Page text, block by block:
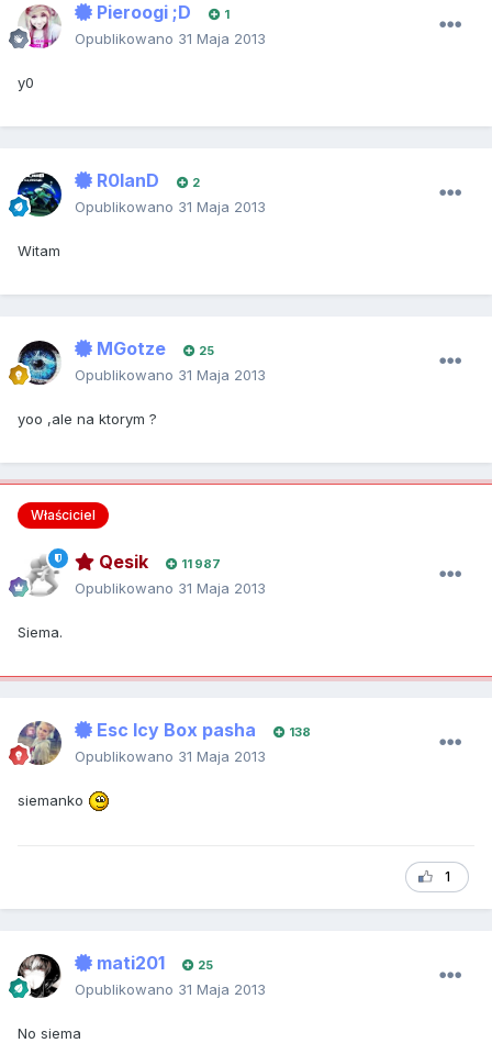
Pieroogi ;D 1
Opublikowano 31 Maja 2013
y0
R0lanD 2
Opublikowano 31 Maja 2013
Witam
MGotze 25
Opublikowano 31 Maja 2013
yoo ,ale na ktorym ?
Właściciel
Qesik 11 987
Opublikowano 31 Maja 2013
Siema.
Esc Icy Box pasha 138
Opublikowano 31 Maja 2013
siemanko
1
mati201 25
Opublikowano 31 Maja 2013
No siema